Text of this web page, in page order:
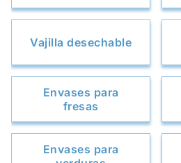
Vajilla desechable
Envases para
fresas
Envases para